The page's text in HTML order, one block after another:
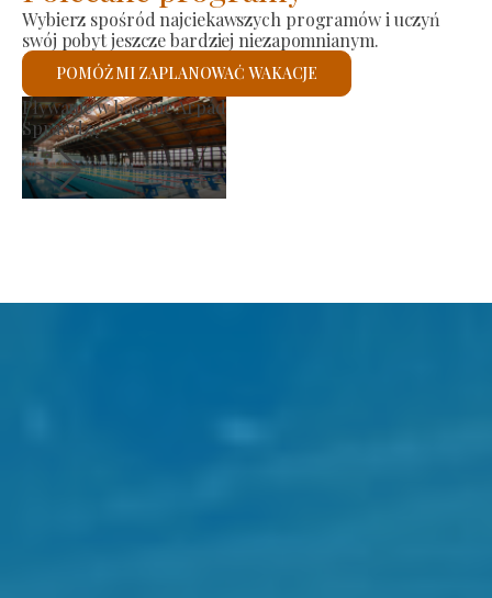
Wybierz spośród najciekawszych programów i uczyń
swój pobyt jeszcze bardziej niezapomnianym.
POMÓŻ MI ZAPLANOWAĆ WAKACJE
producenta